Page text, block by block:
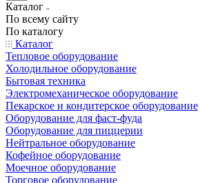
Каталог
По всему сайту
По каталогу
Каталог
Тепловое оборудование
Холодильное оборудование
Бытовая техника
Электромеханическое оборудование
Пекарское и кондитерское оборудование
Оборудование для фаст-фуда
Оборудование для пиццерии
Нейтральное оборудование
Кофейное оборудование
Моечное оборудование
Торговое оборудование